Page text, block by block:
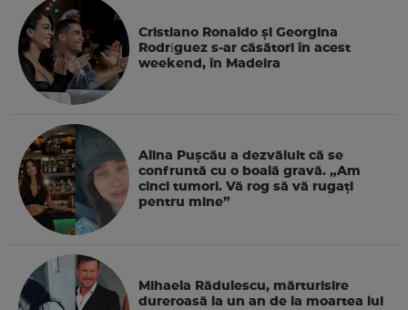
Cristiano Ronaldo și Georgina
Rodríguez s-ar căsători în acest
weekend, în Madeira
Alina Pușcău a dezvăluit că se
confruntă cu o boală gravă. „Am
cinci tumori. Vă rog să vă rugați
pentru mine”
Mihaela Rădulescu, mărturisire
dureroasă la un an de la moartea lui